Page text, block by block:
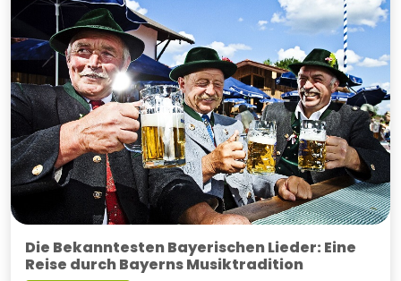
Die Bekanntesten Bayerischen Lieder: Eine
Reise durch Bayerns Musiktradition